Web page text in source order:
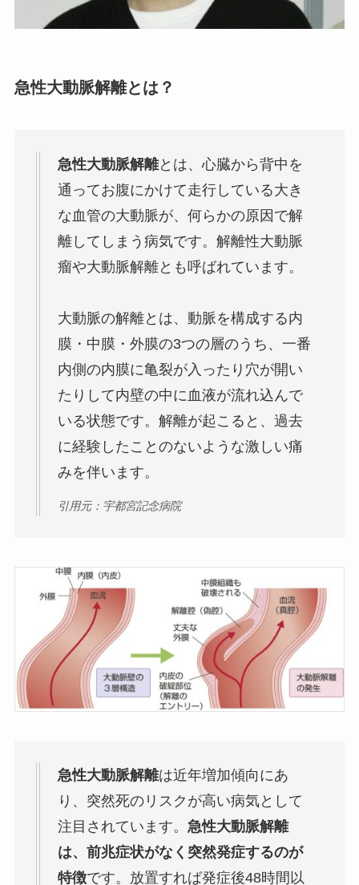
急性大動脈解離とは？
急性大動脈解離とは、心臓から背中を
通ってお腹にかけて走行している大き
な血管の大動脈が、何らかの原因で解
離してしまう病気です。解離性大動脈
瘤や大動脈解離とも呼ばれています。
大動脈の解離とは、動脈を構成する内
膜・中膜・外膜の3つの層のうち、一番
内側の内膜に亀裂が入ったり穴が開い
たりして内壁の中に血液が流れ込んで
いる状態です。解離が起こると、過去
に経験したことのないような激しい痛
みを伴います。
引用元：宇都宮記念病院
急性大動脈解離は近年増加傾向にあ
り、突然死のリスクが高い病気として
注目されています。 急性大動脈解離
は、前兆症状がなく突然発症するのが
特徴です。放置すれば発症後48時間以